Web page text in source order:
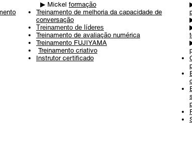
▶ ︎Mickel formação
Treinamento de melhoria da capacidade de
conversação
Treinamento de líderes
Treinamento de avaliação numérica
Treinamento FUJIYAMA
Treinamento criativo
Instrutor certificado